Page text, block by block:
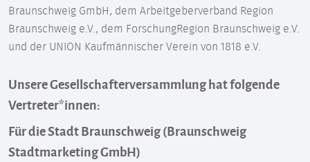
Braunschweig GmbH, dem Arbeitgeberverband Region
Braunschweig e.V., dem ForschungRegion Braunschweig e.V.
und der UNION Kaufmännischer Verein von 1818 e.V.
Unsere Gesellschafterversammlung hat folgende
Vertreter*innen:
Für die Stadt Braunschweig (Braunschweig
Stadtmarketing GmbH)